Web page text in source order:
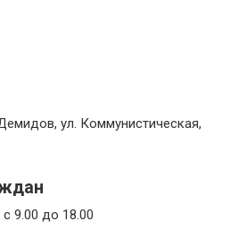
ул. Коммунистическая,
9.00 до 18.00